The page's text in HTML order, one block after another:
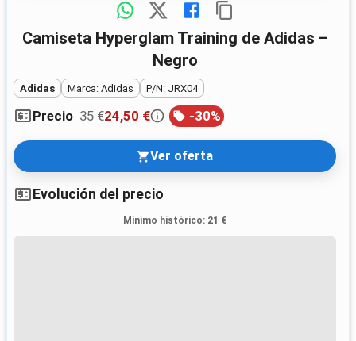
Camiseta Hyperglam Training de Adidas –
Negro
Adidas Marca: Adidas P/N: JRX04
Precio 35 €24,50 € -30%
Ver oferta
Evolución del precio
Mínimo histórico: 21 €